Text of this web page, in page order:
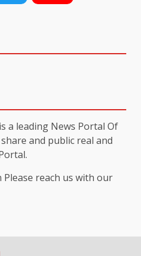
a leading News Portal Of
and public real and
reach us with our